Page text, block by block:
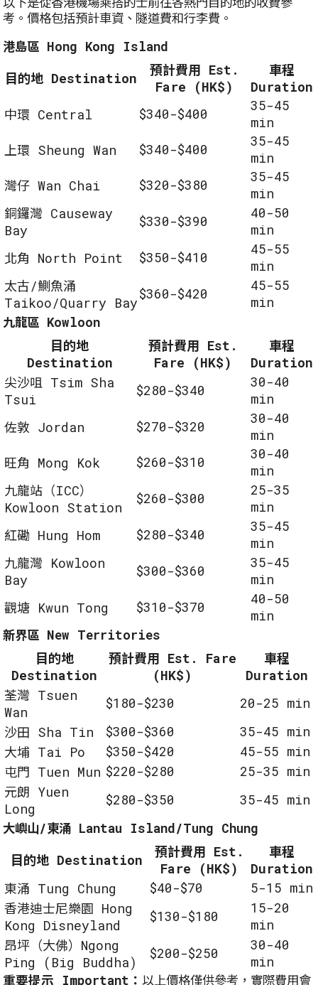
考。價格包括預計車資、隧道費和行李費。
港島區 Hong Kong Island
目的地 Destination
預計費用 Est.
Fare (HK$)
車程
Duration
中環 Central
$340-$400
35-45
min
上環 Sheung Wan
$340-$400
35-45
min
灣仔 Wan Chai
$320-$380
35-45
min
銅鑼灣 Causeway
Bay
$330-$390
40-50
min
北角 North Point
$350-$410
45-55
min
太古/鰂魚涌
Taikoo/Quarry Bay
$360-$420
45-55
min
九龍區 Kowloon
目的地
Destination
預計費用 Est.
Fare (HK$)
車程
Duration
尖沙咀 Tsim Sha
Tsui
$280-$340
30-40
min
佐敦 Jordan
$270-$320
30-40
min
旺角 Mong Kok
$260-$310
30-40
min
九龍站（ICC）
Kowloon Station
$260-$300
25-35
min
紅磡 Hung Hom
$280-$340
35-45
min
九龍灣 Kowloon
Bay
$300-$360
35-45
min
觀塘 Kwun Tong
$310-$370
40-50
min
新界區 New Territories
目的地
Destination
預計費用 Est. Fare
(HK$)
車程
Duration
荃灣 Tsuen
Wan
$180-$230
20-25 min
沙田 Sha Tin
$300-$360
35-45 min
大埔 Tai Po
$350-$420
45-55 min
屯門 Tuen Mun $220-$280
25-35 min
元朗 Yuen
Long
$280-$350 35-45 min
大嶼山/東涌 Lantau Island/Tung Chung
目的地 Destination
預計費用 Est.
Fare (HK$)
車程
Duration
東涌 Tung Chung
$40-$70
5-15 min
香港迪士尼樂園 Hong
Kong Disneyland
$130-$180
15-20
min
昂坪（大佛）Ngong
Ping (Big Buddha)
$200-$250
30-40
min
重要提示 Important：以上價格僅供參考，實際費用會